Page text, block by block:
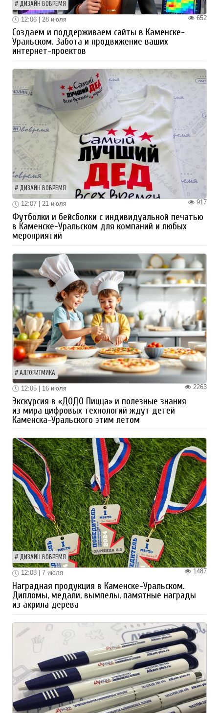
ДИЗАЙН ВОВРЕМЯ
652
12:06 | 28 июля
Создаем и поддерживаем сайты в Каменске-
Уральском. Забота и продвижение ваших
интернет-проектов
ДИЗАЙН ВОВРЕМЯ
917
12:07 | 21 июля
Футболки и бейсболки с индивидуальной печатью
в Каменске-Уральском для компаний и любых
мероприятий
АЛГОРИТМИКА
2263
12:05 | 16 июля
Экскурсия в «ДОДО Пицца» и полезные знания
из мира цифровых технологий ждут детей
Каменска-Уральского этим летом
ДИЗАЙН ВОВРЕМЯ
1487
12:08 | 7 июля
Наградная продукция в Каменске-Уральском.
Дипломы, медали, вымпелы, памятные награды
из акрила дерева